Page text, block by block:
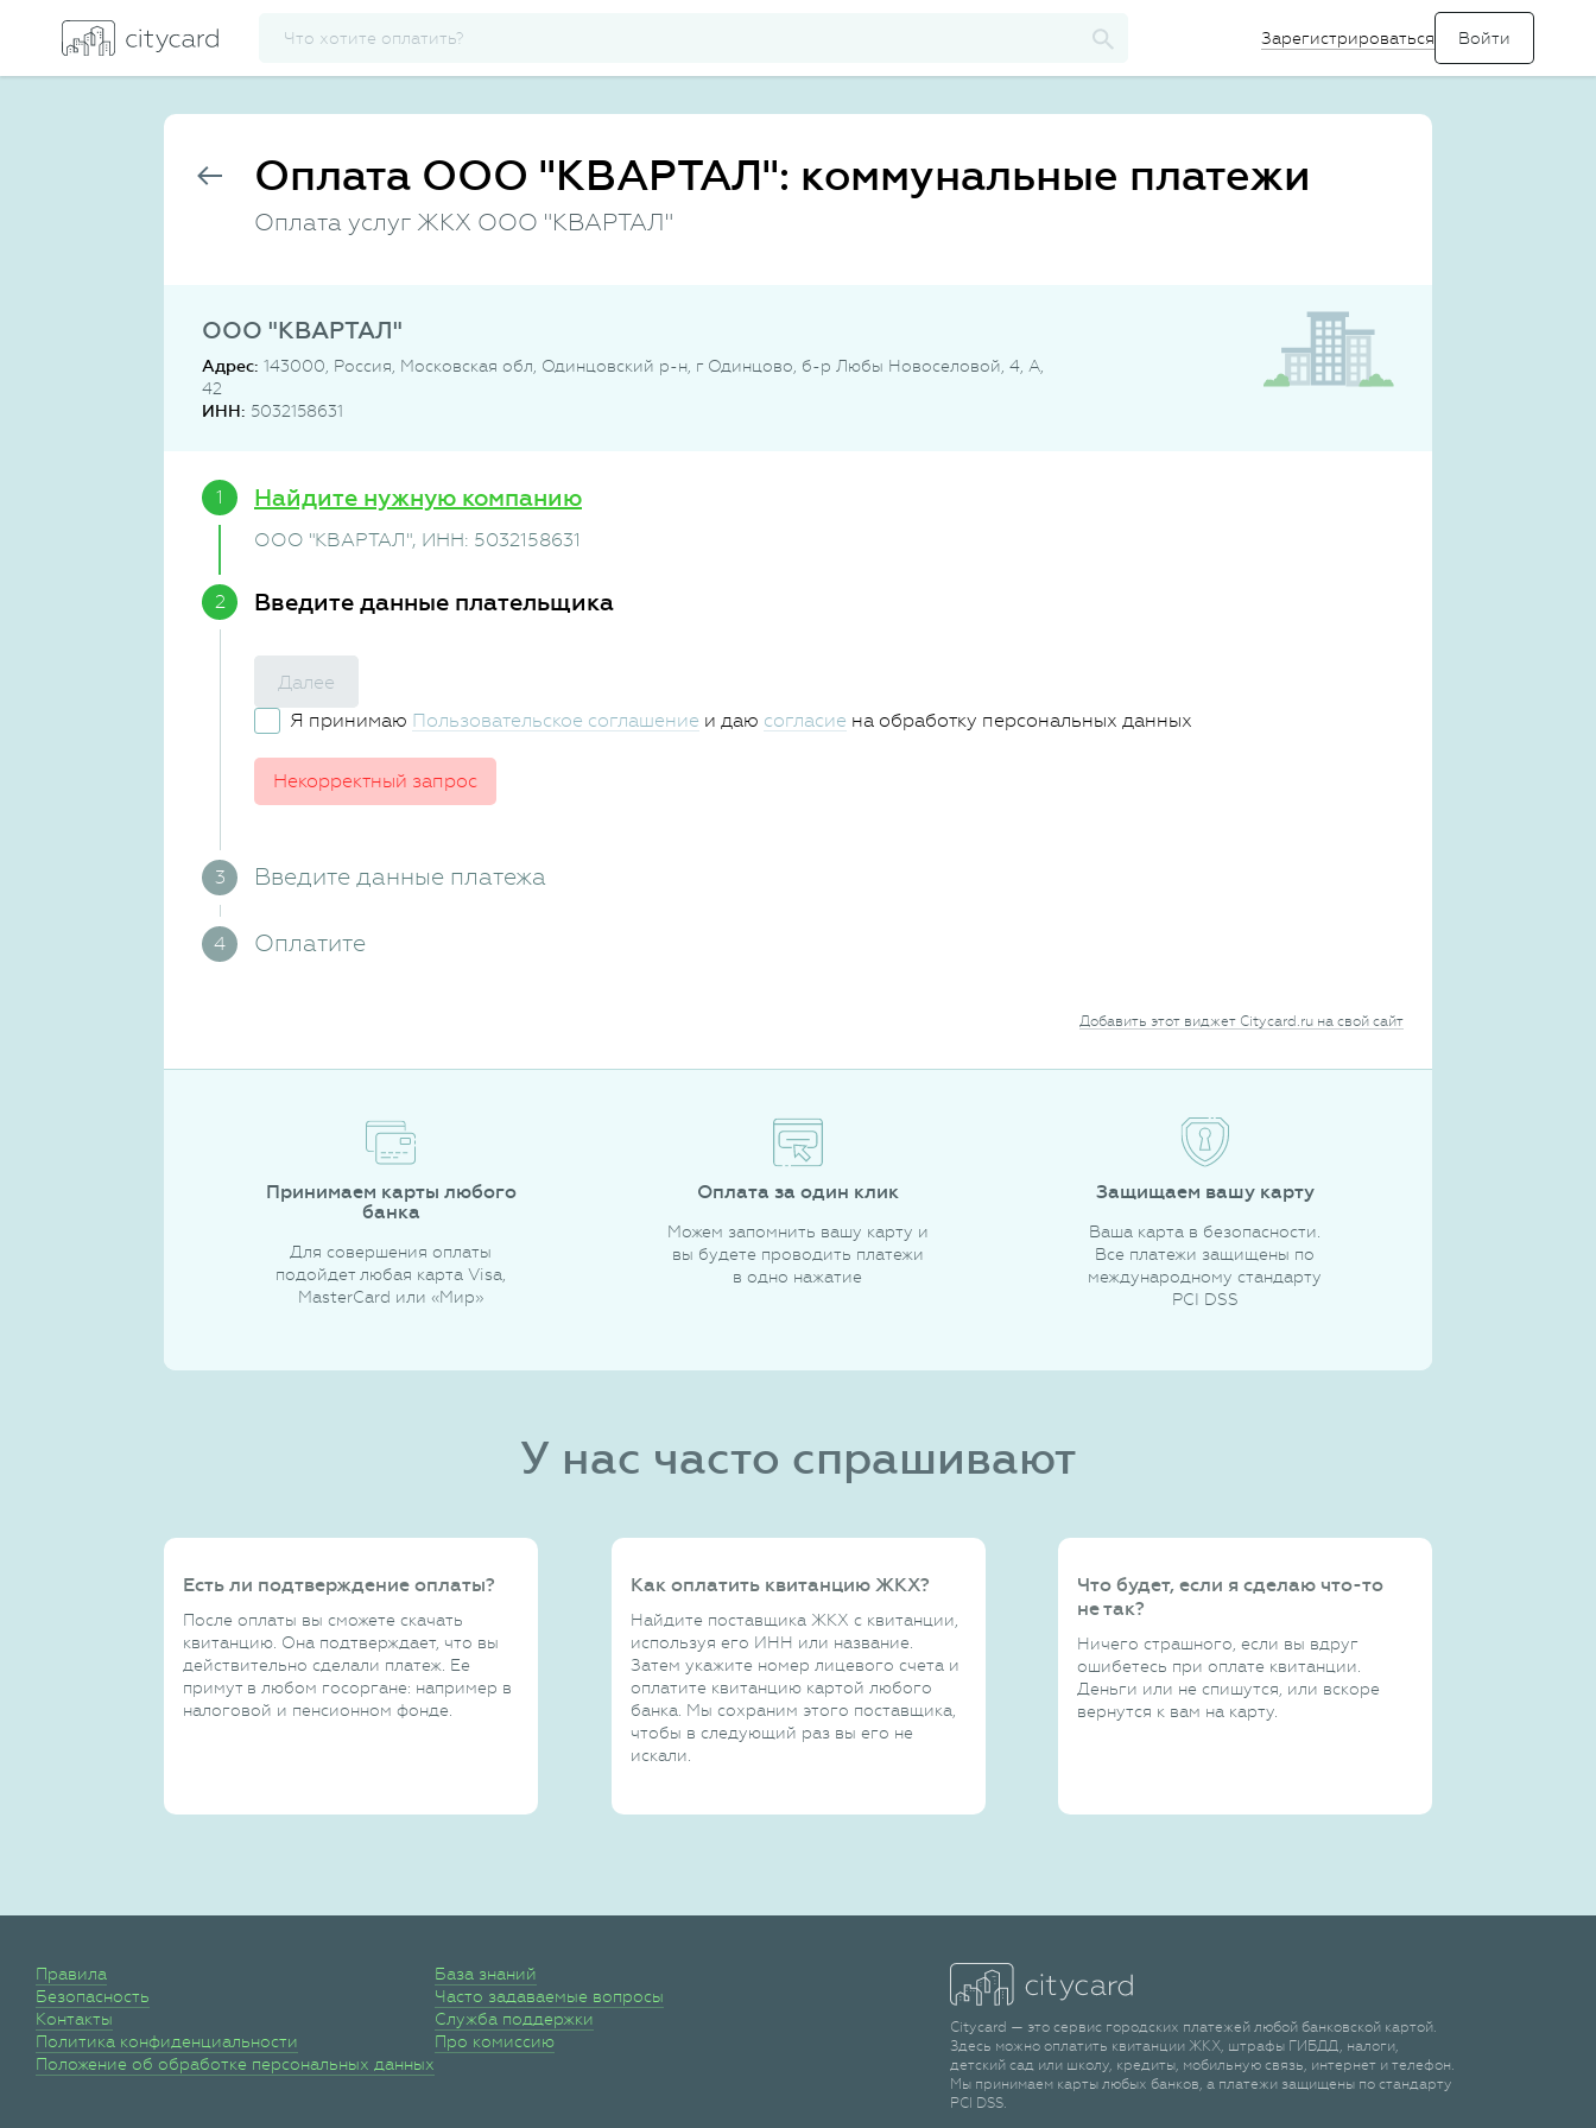
Зарегистрироваться
Оплата ООО "КВАРТАЛ": коммунальные платежи
Оплата услуг ЖКХ ООО "КВАРТАЛ"
ООО "КВАРТАЛ"
Адрес: 143000, Россия, Московская обл, Одинцовский р-н, г Одинцово, б-р Любы Новоселовой, 4, А,
42
ИНН: 5032158631
Найдите нужную компанию
ООО "КВАРТАЛ", ИНН: 5032158631
Введите данные плательщика
Далее
Я принимаю Пользовательское соглашение и даю согласие на обработку персональных данных
Некорректный запрос
Введите данные платежа
Оплатите
Добавить этот виджет Citycard.ru на свой сайт
Принимаем карты любого
банка
Для совершения оплаты
подойдет любая карта Visa,
MasterCard или «Мир»
Оплата за один клик
Можем запомнить вашу карту и
вы будете проводить платежи
в одно нажатие
Защищаем вашу карту
Ваша карта в безопасности.
Все платежи защищены по
международному стандарту
PCI DSS
У нас часто спрашивают
Есть ли подтверждение оплаты?
После оплаты вы сможете скачать
квитанцию. Она подтверждает, что вы
действительно сделали платеж. Ее
примут в любом госоргане: например в
налоговой и пенсионном фонде.
Как оплатить квитанцию ЖКХ?
Найдите поставщика ЖКХ с квитанции,
используя его ИНН или название.
Затем укажите номер лицевого счета и
оплатите квитанцию картой любого
банка. Мы сохраним этого поставщика,
чтобы в следующий раз вы его не
искали.
Что будет, если я сделаю что-то
не так?
Ничего страшного, если вы вдруг
ошибетесь при оплате квитанции.
Деньги или не спишутся, или вскоре
вернутся к вам на карту.
Правила
Безопасность
Контакты
Политика конфиденциальности
Положение об обработке персональных данных
База знаний
Часто задаваемые вопросы
Служба поддержки
Про комиссию
Citycard — это сервис городских платежей любой банковской картой.
Здесь можно оплатить квитанции ЖКХ, штрафы ГИБДД, налоги,
детский сад или школу, кредиты, мобильную связь, интернет и телефон.
Мы принимаем карты любых банков, а платежи защищены по стандарту
PCI DSS.